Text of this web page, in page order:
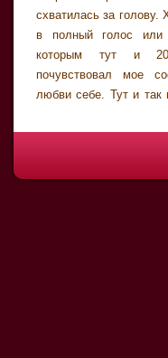
схватилась за голову.
в полный голос или
которым тут и
почувствовал мое
любви себе. Тут и так
выделявшихся в
придется сидеть
заговенья. Одних
штук сорок. В углу
капусты, несколько